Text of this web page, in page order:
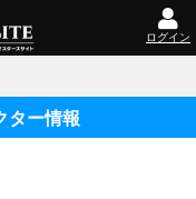
ログイン
ター情報